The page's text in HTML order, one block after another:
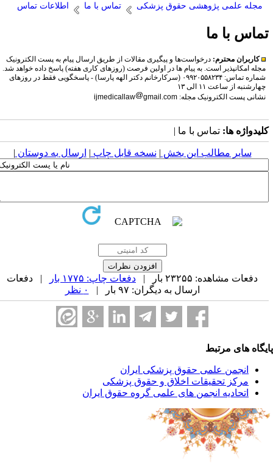
مجله علمی پژوهشی حقوق پزشکی تماس با ما اطلاعات تماس
با ما
کاربران محترم:درخواست‌ها و پیگیری مقالات از طریق ارسال پیام به پست الکترونیک
مجله امکانپذیر است. به پیام ها در اولین فرصت (روزهای کاری هفته) پاسخ داده خواهد شد.
شماره تماس:
۰۹۹۲۰۵۵۸۲۳۴ (سرکارخانم دکتر الهه پارسا) - پاسخگویی فقط در روزهای
چهارشنبه از ساعت ۱۱ الی ۱۳
نشانی پست الکترونیک مجله:
ijmedicallaw gmail.com
ها:تماس با ما |
سایر مطالب این بخش | نسخه قابل چاپ| ارسال به دوستان|
دفعات مشاهده: ۲۳۲۵۵ بار | دفعات چاپ: ۱۷۷۵ بار
| دفعات
ارسال به دیگران: ۹۷ بار |
های مرتبط
انجمن علمی حقوق پزشکی ایران
مرکز تحقیقات اخلاق و حقوق پزشکی
اتحادیه انجمن های علمی گروه حقوق ایران